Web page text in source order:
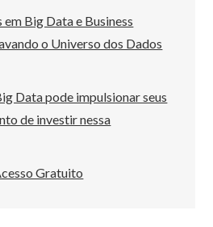
Big Data e Business
o Universo dos Dados
Data pode impulsionar seus
de investir nessa
Gratuito